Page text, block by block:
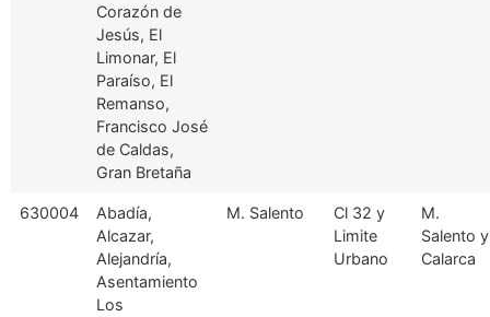
Corazón de
Jesús, El
Limonar, El
Paraíso, El
Remanso,
Francisco José
de Caldas,
Gran Bretaña
630004
Abadía,
Alcazar,
Alejandría,
Asentamiento
Los
M. Salento
Cl 32 y
Limite
Urbano
M.
Salento y
Calarca